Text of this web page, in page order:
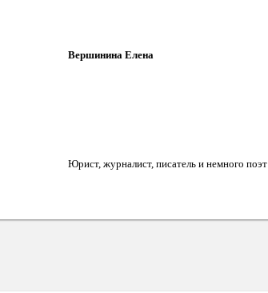
Вершинина Елена
Юрист, журналист, писатель и немного поэт